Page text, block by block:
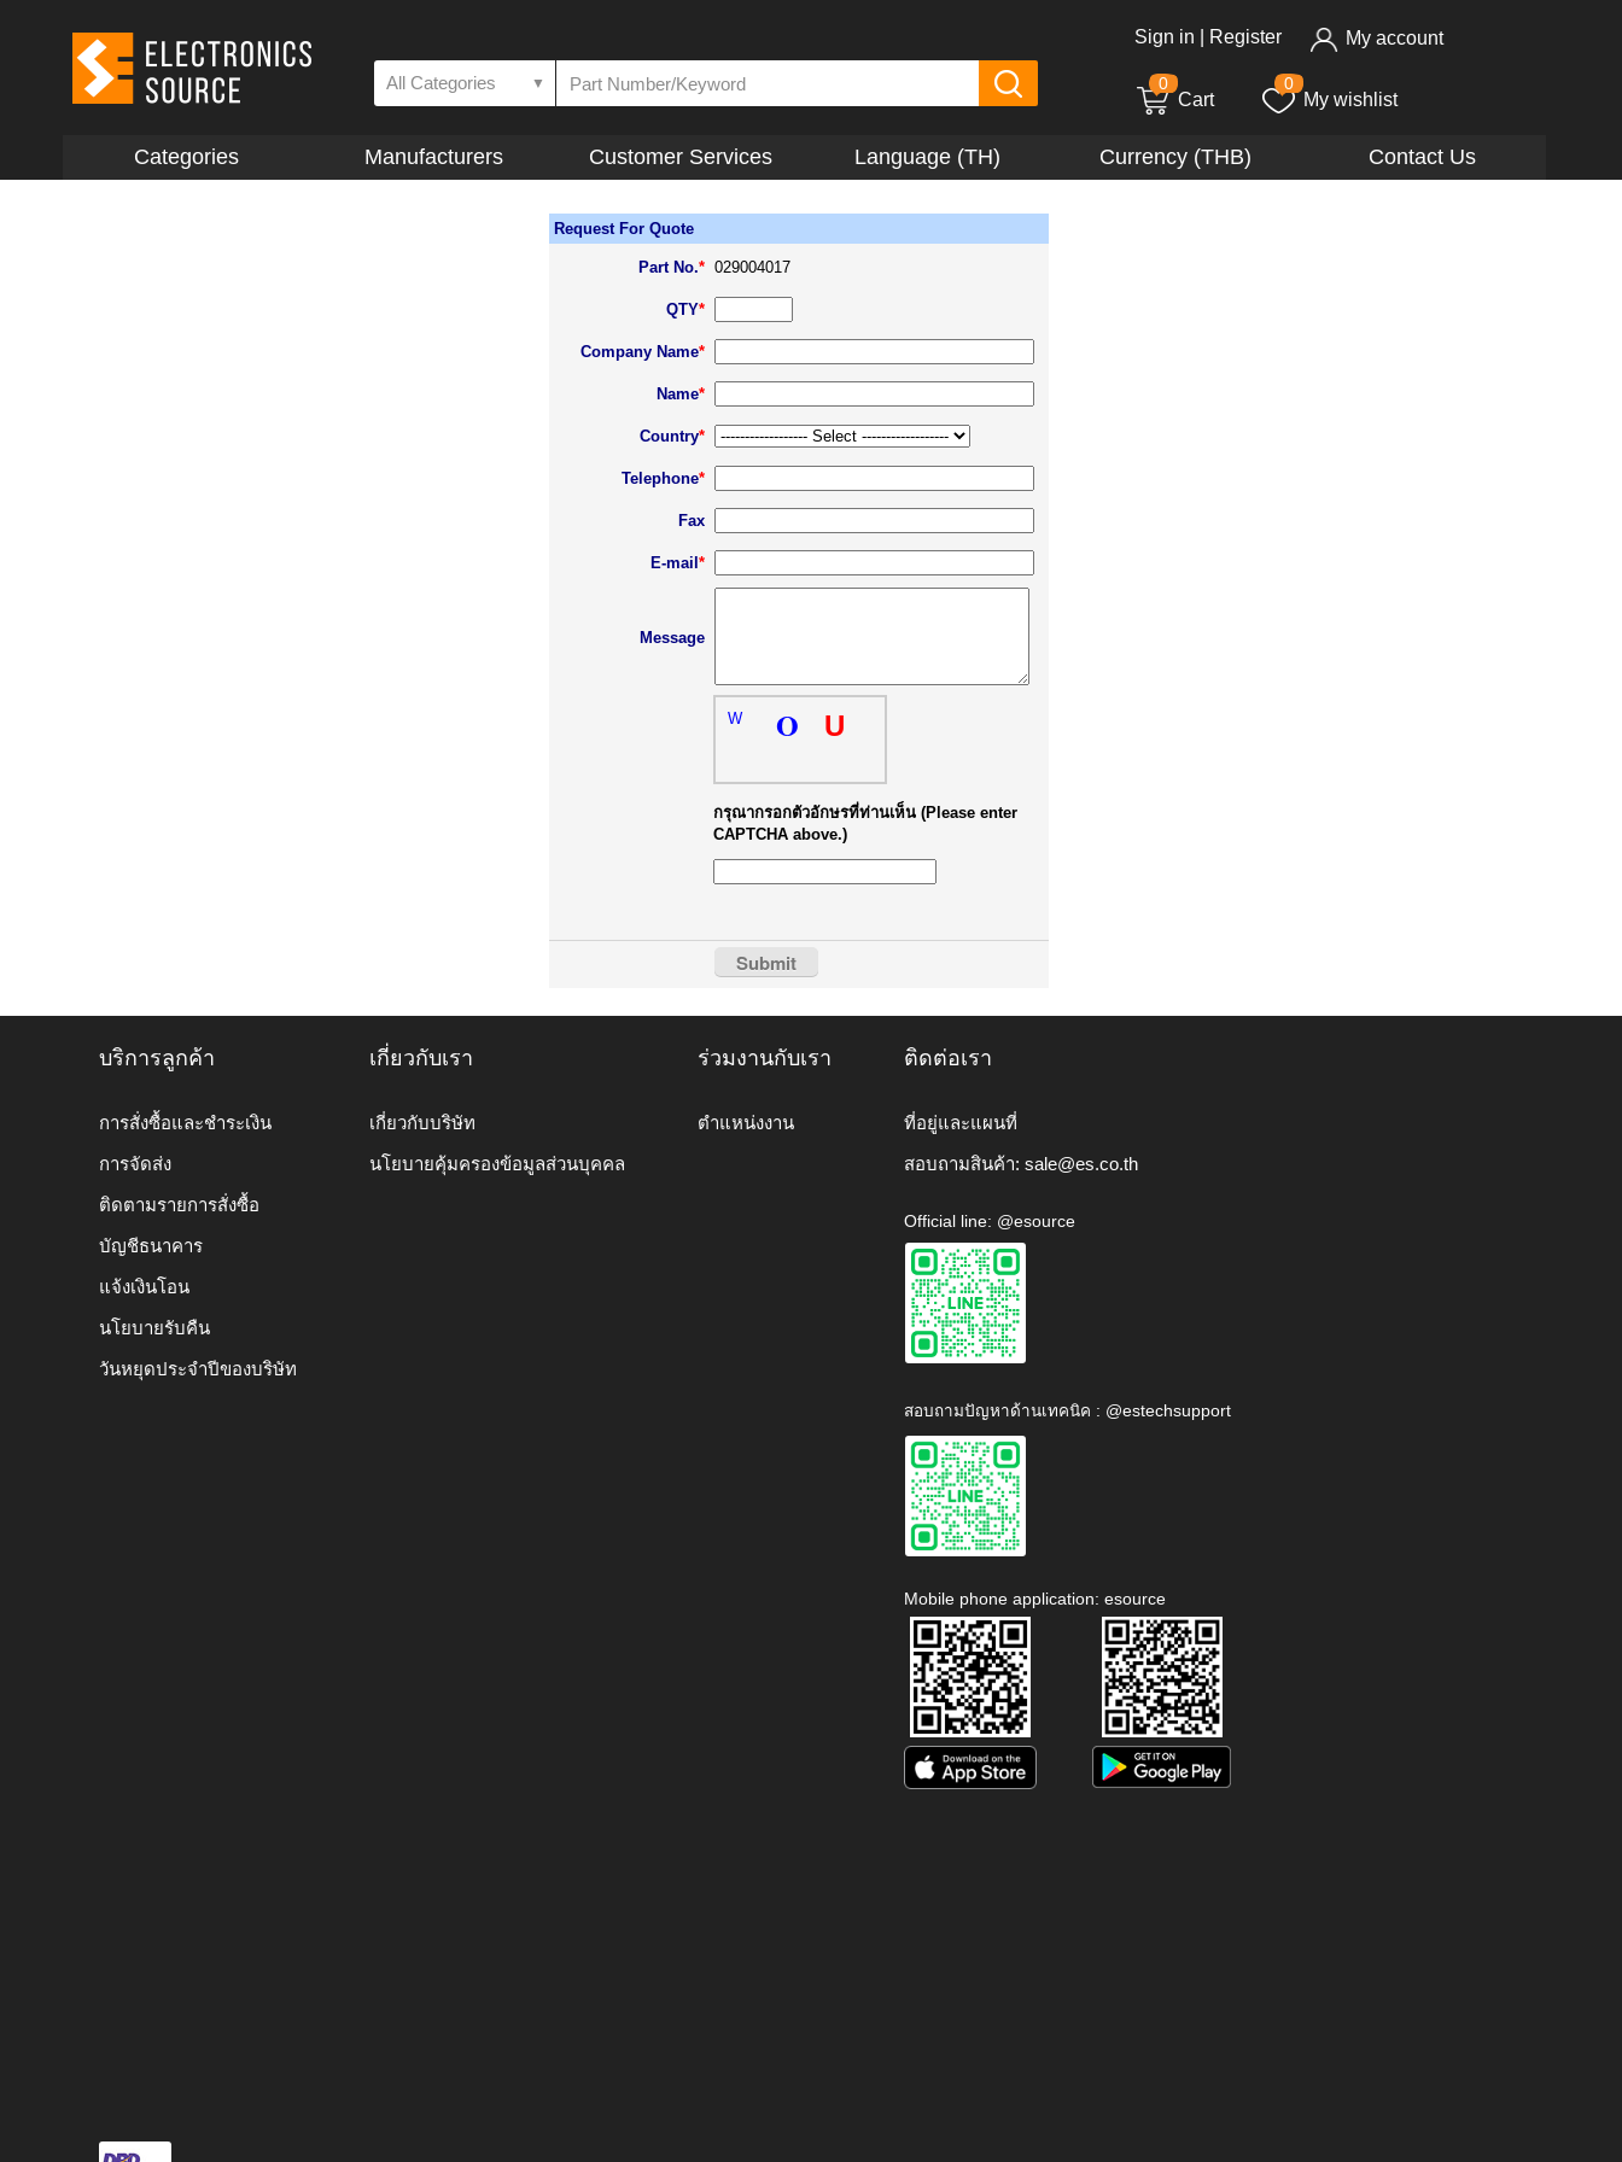
All Categories ▼
Sign in Register My account
0
Cart
0
My wishlist
Categories Manufacturers Customer Services Language (TH) Currency (THB) Contact Us
Request For Quote
Part No.* 029004017
QTY*
Company Name*
Name*
Country*
Telephone*
Fax
E-mail *
Message
W O U
กรุณากรอกตัวอักษรที่ท่านเห็น (Please enter
CAPTCHA above.)
บริการลูกค้า
การสั่งซื้อและชำระเงิน
การจัดส่ง
ติดตามรายการสั่งซื้อ
บัญชีธนาคาร
แจ้งเงินโอน
นโยบายรับคืน
วันหยุดประจำปีของบริษัท
เกี่ยวกับเรา
เกี่ยวกับบริษัท
นโยบายคุ้มครองข้อมูลส่วนบุคคล
ร่วมงานกับเรา
ตำแหน่งงาน
ติดต่อเรา
ที่อยู่และแผนที่
สอบถามสินค้า: sale@es.co.th
Official line: @esource
สอบถามปัญหาด้านเทคนิค : @estechsupport
Mobile phone application: esource